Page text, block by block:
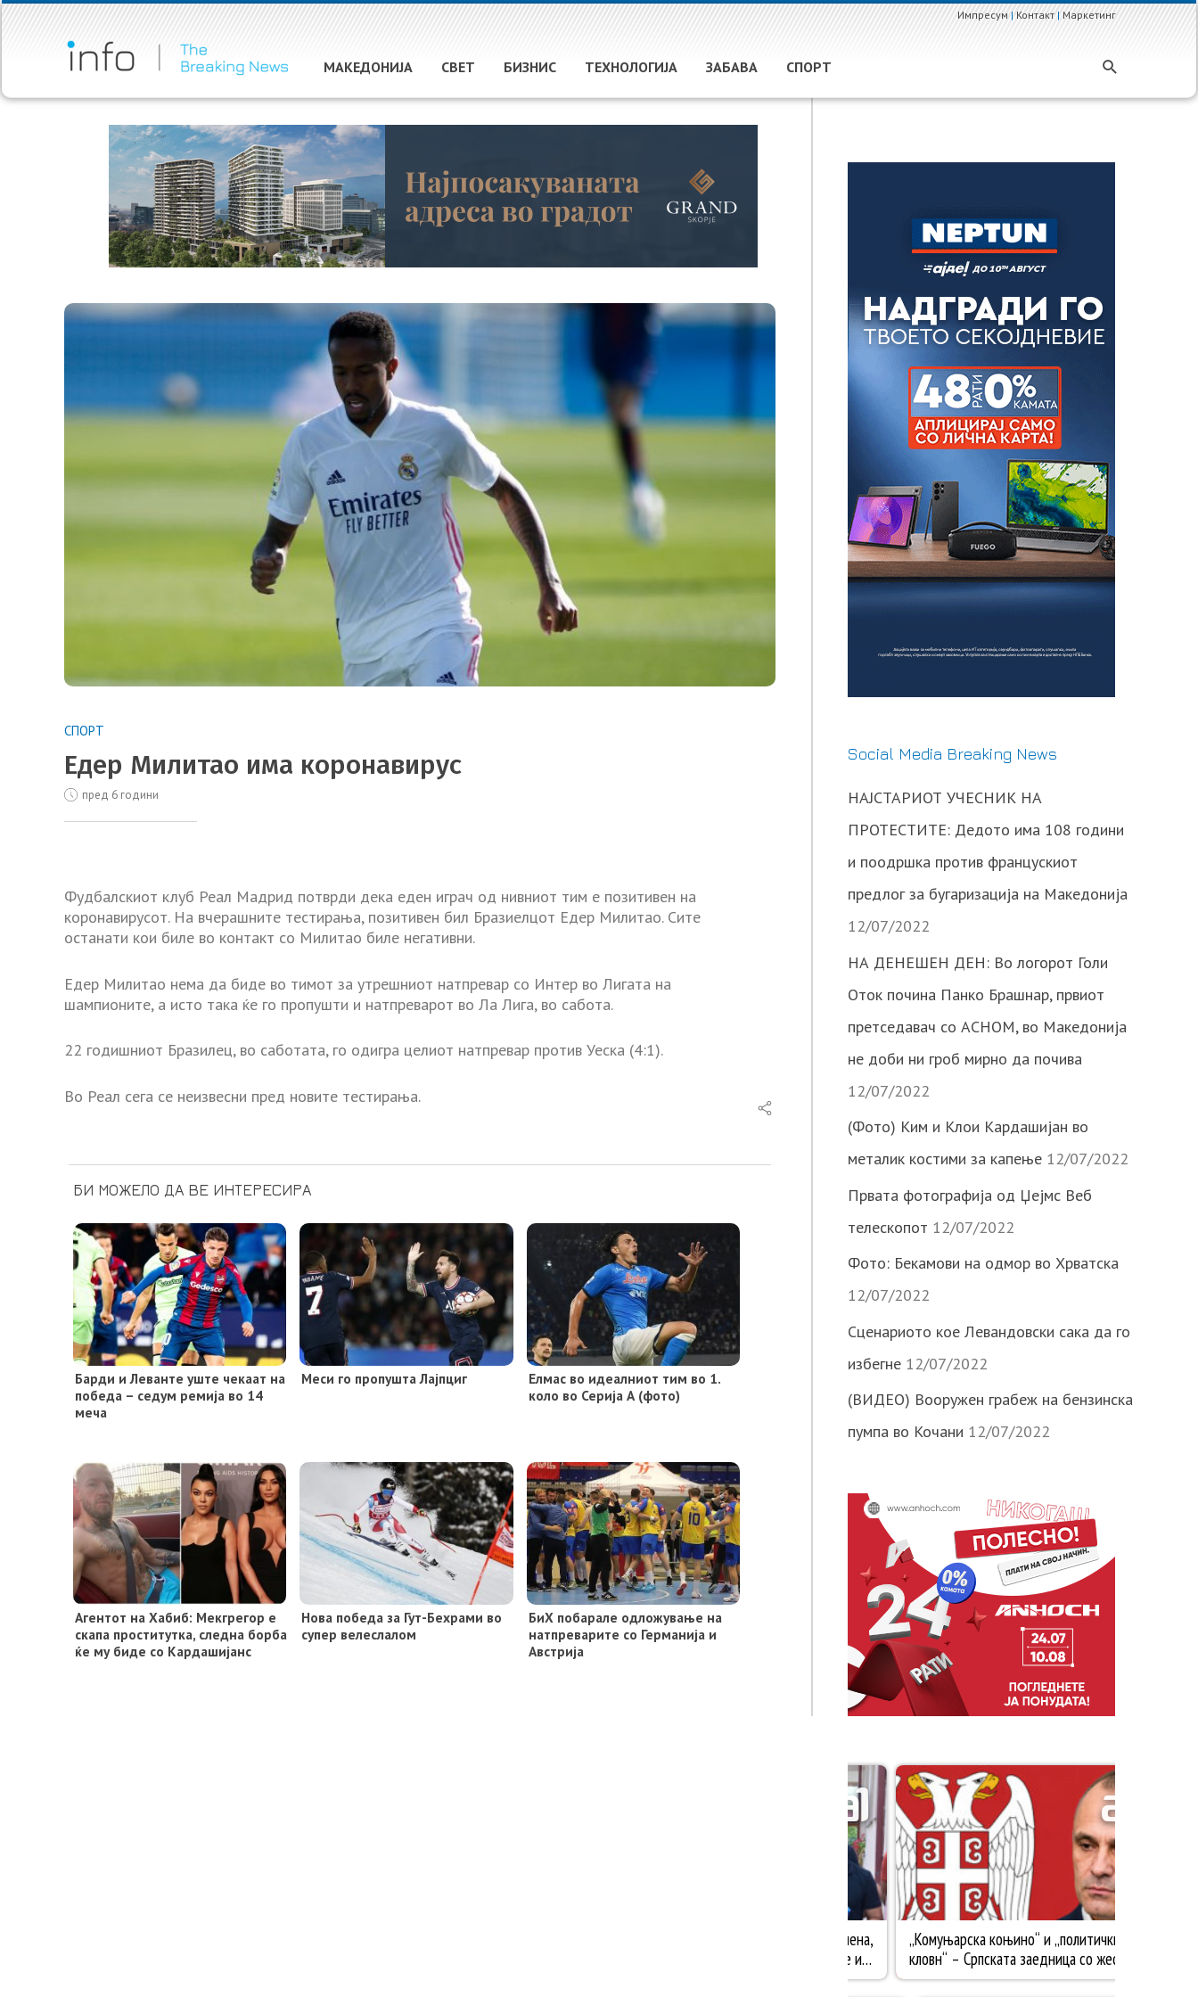
Импресум|Контакт|Маркетинг
МАКЕДОНИЈА СВЕТ БИЗНИС ТЕХНОЛОГИЈА ЗАБАВА СПОРТ
СПОРТ
Едер Милитао има коронавирус
пред 6 години
Фудбалскиот клуб Реал Мадрид потврди дека еден играч од нивниот тим е позитивен на
коронавирусот. На вчерашните тестирања, позитивен бил Бразиелцот Едер Милитао. Сите
останати кои биле во контакт со Милитао биле негативни.
Едер Милитао нема да биде во тимот за утрешниот натпревар со Интер во Лигата на
шампионите, а исто така ќе го пропушти и натпреварот во Ла Лига, во сабота.
22 годишниот Бразилец, во саботата, го одигра целиот натпревар против Уеска (4:1).
Во Реал сега се неизвесни пред новите тестирања.
БИ МОЖЕЛО ДА ВЕ ИНТЕРЕСИРА
Барди и Леванте уште чекаат на
победа – седум ремија во 14
меча
Меси го пропушта Лајпциг
Елмас во идеалниот тим во 1.
коло во Серија А (фото)
Агентот на Хабиб: Мекгрегор е
скапа проститутка, следна борба
ќе му биде со Кардашијанс
Нова победа за Гут-Бехрами во
супер велеслалом
БиХ побарале одложување на
натпреварите со Германија и
Австрија
Social Media Breaking News
НАЈСТАРИОТ УЧЕСНИК НА
ПРОТЕСТИТЕ: Дедото има 108 години
и поодршка против францускиот
предлог за бугаризација на Македонија
12/07/2022
НА ДЕНЕШЕН ДЕН: Во логорот Голи
Оток почина Панко Брашнар, првиот
претседавач со АСНОМ, во Македонија
не доби ни гроб мирно да почива
12/07/2022
(Фото) Ким и Клои Кардашијан во
металик костими за капење 12/07/2022
Првата фотографија од Џејмс Веб
телескопот 12/07/2022
Фото: Бекамови на одмор во Хрватска
12/07/2022
Сценариото кое Левандовски сака да го
избегне 12/07/2022
(ВИДЕО) Вооружен грабеж на бензинска
пумпа во Кочани 12/07/2022